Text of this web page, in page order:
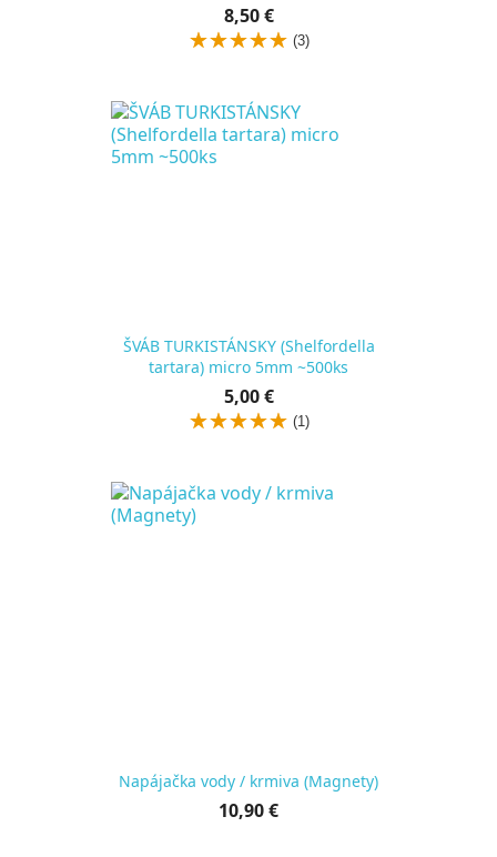
Cena
za
8,50 €
(3)
ŠVÁB TURKISTÁNSKY (Shelfordella
tartara) micro 5mm ~500ks
Cena
za
5,00 €
(1)
Napájačka vody / krmiva (Magnety)
Cena
10,90 €